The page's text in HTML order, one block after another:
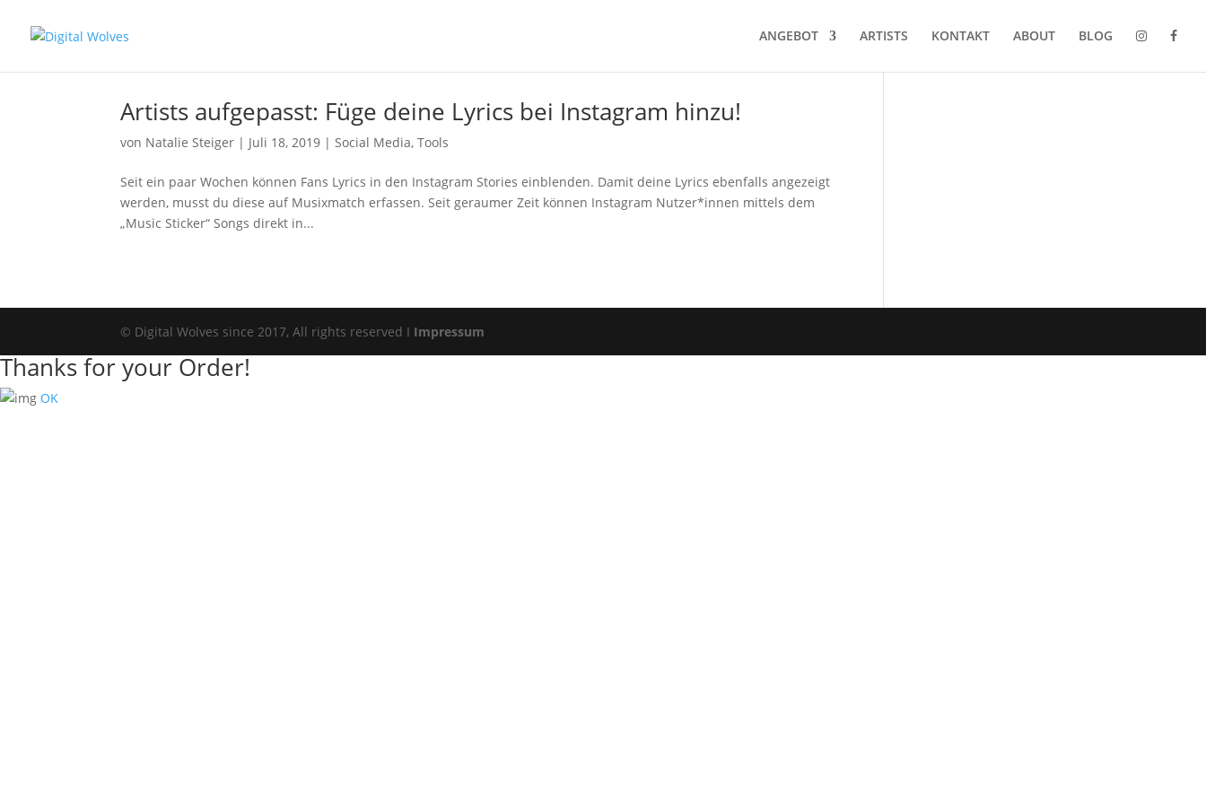
ANGEBOT ARTISTS KONTAKT ABOUT BLOG
Artists aufgepasst: Füge deine Lyrics bei Instagram hinzu!
von Natalie Steiger | Juli 18, 2019 |Social Media,Tools
Seit ein paar Wochen können Fans Lyrics in den Instagram Stories einblenden. Damit deine Lyrics ebenfalls angezeigt
werden, musst du diese auf Musixmatch erfassen. Seit geraumer Zeit können Instagram Nutzer*innen mittels dem
„Music Sticker“ Songs direkt in...
© Digital Wolves since 2017, All rights reserved I Impressum
Thanks for your Order!
OK